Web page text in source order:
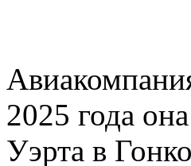
2025 года
Уэрта в